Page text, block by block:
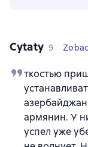
Cytaty 9
ткостью
армянин. У
успел уже